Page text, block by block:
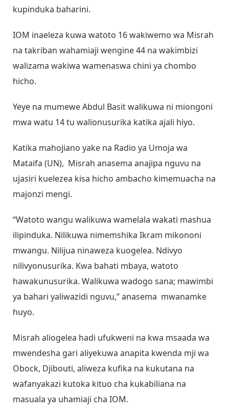
kupinduka baharini.
IOM inaeleza kuwa watoto 16 wakiwemo wa Misrah
na takriban wahamiaji wengine 44 na wakimbizi
walizama wakiwa wamenaswa chini ya chombo
hicho.
Yeye na mumewe Abdul Basit walikuwa ni miongoni
mwa watu 14 tu walionusurika katika ajali hiyo.
Katika mahojiano yake na Radio ya Umoja wa
Mataifa (UN), Misrah anasema anajipa nguvu na
ujasiri kuelezea kisa hicho ambacho kimemuacha na
majonzi mengi.
“Watoto wangu walikuwa wamelala wakati mashua
ilipinduka. Nilikuwa nimemshika Ikram mikononi
mwangu. Nilijua ninaweza kuogelea. Ndivyo
nilivyonusurika. Kwa bahati mbaya, watoto
hawakunusurika. Walikuwa wadogo sana; mawimbi
ya bahari yaliwazidi nguvu,” anasema mwanamke
huyo.
Misrah aliogelea hadi ufukweni na kwa msaada wa
mwendesha gari aliyekuwa anapita kwenda mji wa
Obock, Djibouti, aliweza kufika na kukutana na
wafanyakazi kutoka kituo cha kukabiliana na
masuala ya uhamiaji cha IOM.